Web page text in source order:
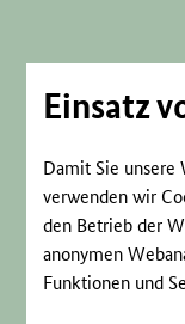
Einsatz
Damit Sie unsere
verwenden wir
den Betrieb der
anonymen
Funktionen und